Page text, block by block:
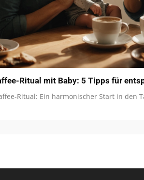
Ritual mit Baby: 5 Tipps für
Ritual: Ein harmonischer Start in den